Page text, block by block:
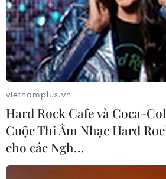
Nhà máy của Công ty Kim Long Motor
vietnamplus.vn
Hard Rock Cafe và Coca-
Cuộc Thi Âm Nhạc Hard
cho các Ngh…